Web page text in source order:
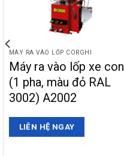
MÁY RA VÀO LỐP CORGHI
Máy ra vào lốp xe con
(1 pha, màu đỏ RAL
3002) A2002
LIÊN HỆ NGAY